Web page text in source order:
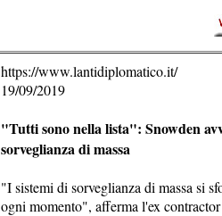
https://www.lantidiplomatico.it/
19/09/2019
"Tutti sono nella lista": Snowden
sorveglianza di massa
"I sistemi di sorveglianza di massa si
ogni momento", afferma l'ex